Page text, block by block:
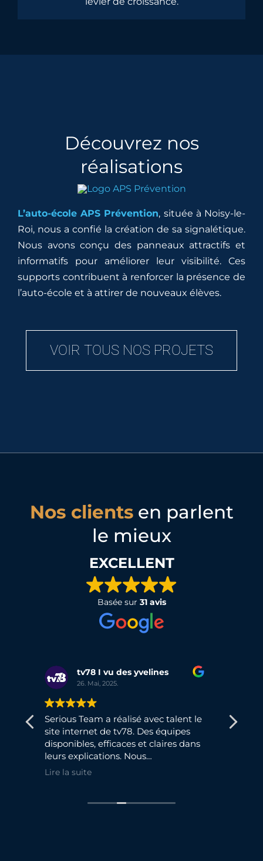
Découvrez nos
réalisations
L’auto-école APS Prévention, située à Noisy-le-
Roi, nous a confié la création de sa signalétique.
Nous avons conçu des panneaux attractifs et
informatifs pour améliorer leur visibilité. Ces
supports contribuent à renforcer la présence de
l’auto-école et à attirer de nouveaux élèves.
VOIR TOUS NOS PROJETS
Nos clients en parlent
le mieux
EXCELLENT
Basée sur 31 avis
talent le
équipes
dans
nos
Najlae AMRI Chairich
Formation sur les réseaux sociaux
très utile. Contenu bien structuré et
conseils pratiques qui m’ont permis
de mieux comprendre comment
Une formation que je recommande
Lire la suite